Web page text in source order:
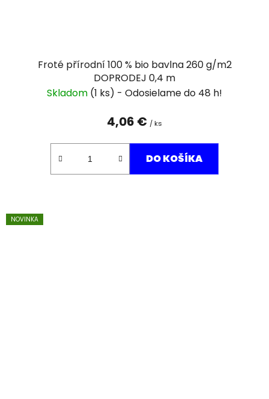
Froté přírodní 100 % bio bavlna 260 g/m2
DOPRODEJ 0,4 m
Skladom (1 ks)
4,06 € / ks
DO KOŠÍKA
NOVINKA